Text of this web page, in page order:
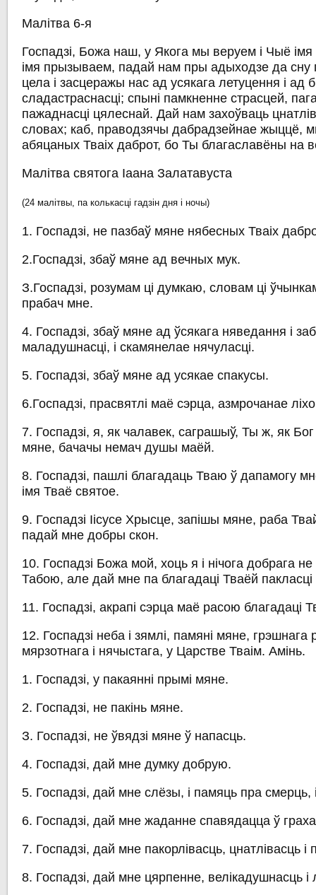
Малітва 6-я
Госпадзі, Божа наш, у Якога мы веруем і Чыё
імя прызываем, падай нам пры адыходзе да сну
цела і засцеражы нас ад усякага летуцення і ад
сладастраснасці; спыні памкненне страсцей,
пажаднасці цялеснай. Дай нам захоўваць
словах; каб, праводзячы дабрадзейнае жыццё,
абяцаных Тваіх даброт, бо Ты благаславёны на
Малітва святога Іаана Залатавуста
(24 малітвы, па колькасці гадзін дня і ночы)
1. Госпадзі, не пазбаў мяне нябесных Тваіх
2.Госпадзі, збаў мяне ад вечных мук.
З.Госпадзі, розумам ці думкаю, словам ці
прабач мне.
4. Госпадзі, збаў мяне ад ўсякага няведання і
маладушнасці, і скамянелае нячуласці.
5. Госпадзі, збаў мяне ад усякае спакусы.
6.Госпадзі, прасвятлі маё сэрца, азмрочанае
7. Госпадзі, я, як чалавек, саграшыў, Ты ж, як
мяне, бачачы немач душы маёй.
8. Госпадзі, пашлі благадаць Тваю ў дапамогу
імя Тваё святое.
9. Госпадзі Іісусе Хрысце, запішы мяне, раба
падай мне добры скон.
10. Госпадзі Божа мой, хоць я і нічога добрага не
Табою, але дай мне па благадаці Тваёй
11. Госпадзі, акрапі сэрца маё расою благадаці
12. Госпадзі неба і зямлі, памяні мяне, грэшнага
мярзотнага і нячыстага, у Царстве Тваім. Амінь.
1. Госпадзі, у пакаянні прымі мяне.
2. Госпадзі, не пакінь мяне.
З. Госпадзі, не ўвядзі мяне ў напасць.
4. Госпадзі, дай мне думку добрую.
5. Госпадзі, дай мне слёзы, і памяць пра смерць,
6. Госпадзі, дай мне жаданне спавядацца ў
7. Госпадзі, дай мне пакорлівасць, цнатлівасць і
8. Госпадзі, дай мне цярпенне, велікадушнасць і